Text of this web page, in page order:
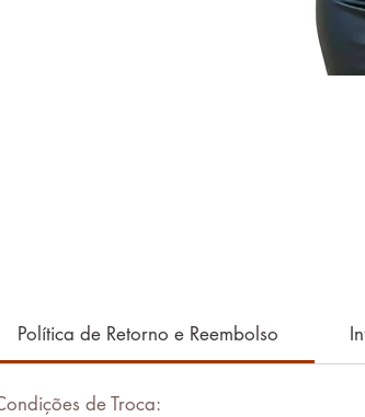
Política de Retorno e Reembolso
de Troca: